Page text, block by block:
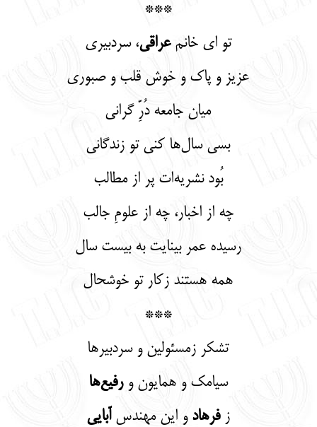
***
تو ای خانمعراقی، سردبیری
عزیز و پاک و خوش قلب و صبوری
میان جامعه دُرِّ گرانی
بسی سال‌ها کنی تو زندگانی
بُود نشریه‌ات پر از مطالب
چه از اخبار، چه از علومِ جالب
رسیده عمر بینایت به بیست سال
همه هستند زکار تو خوشحال
***
تشکر زمسئولین و سردبیرها
سیامک و همایون ورفیع‌ها
زفرهاد و این مهندسآبایی